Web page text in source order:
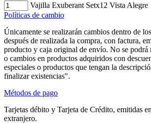
Vajilla Exuberant Setx12 Vista Alegre
Políticas de cambio
Únicamente se realizarán cambios dentro de
después de realizada la compra, con factura,
producto y caja original de envío. No se podrá
o cambios en productos adquiridos con
especiales o productos que tengan la
finalizar existencias".
Métodos de pago
Tarjetas débito y Tarjeta de Crédito, emitidas
extranjero.